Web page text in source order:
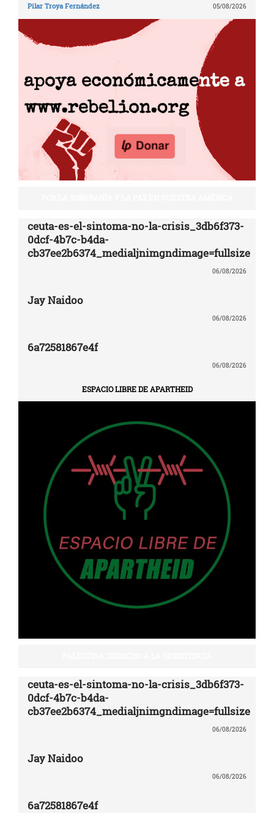
Pilar Troya Fernández 05/08/2026
ceuta-es-el-sintoma-no-la-crisis_3db6f373-
0dcf-4b7c-b4da-
cb37ee2b6374_medialjnimgndimage=fullsize
06/08/2026
Jay Naidoo
06/08/2026
6a72581867e4f
06/08/2026
ESPACIO LIBRE DE APARTHEID
ceuta-es-el-sintoma-no-la-crisis_3db6f373-
0dcf-4b7c-b4da-
cb37ee2b6374_medialjnimgndimage=fullsize
06/08/2026
Jay Naidoo
06/08/2026
6a72581867e4f